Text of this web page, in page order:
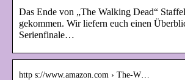
Das Ende von „The Walking Dead“
gekommen. Wir liefern euch einen
Serienfinale…
http s://www.amazon.com › The-W…